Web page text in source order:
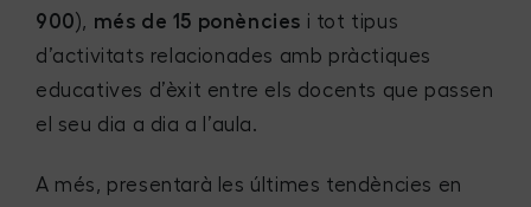
900), més de 15 ponències i tot tipus
d’activitats relacionades amb pràctiques
educatives d’èxit entre els docents que passen
el seu dia a dia a l’aula.
A més, presentarà les últimes tendències en